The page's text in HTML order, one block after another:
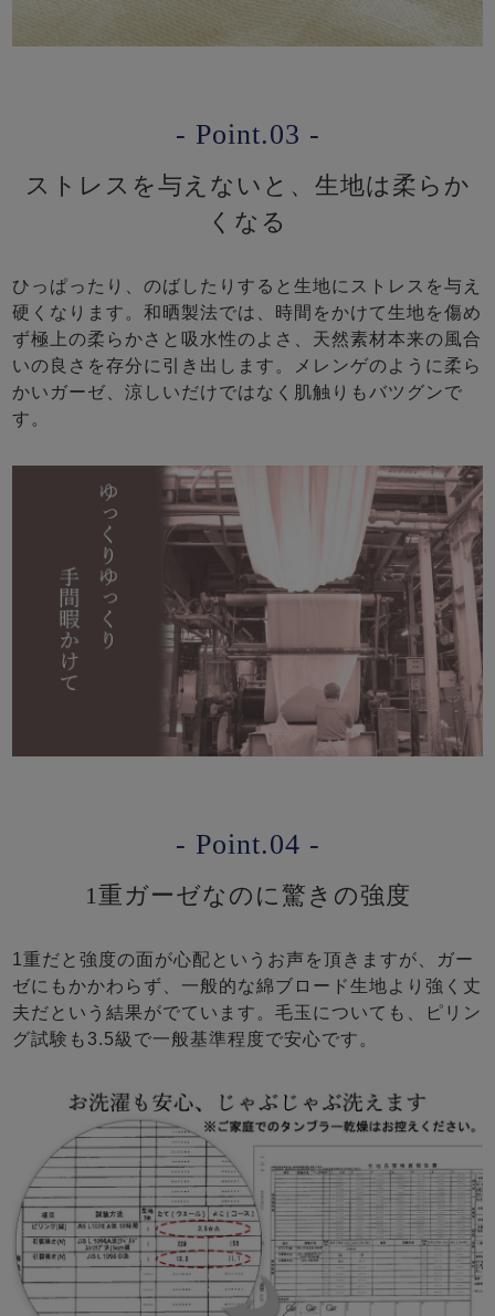
- Point.03 -
ストレスを与えないと、生地は柔らか
くなる
ひっぱったり、のばしたりすると生地にストレスを与え
硬くなります。和晒製法では、時間をかけて生地を傷め
ず極上の柔らかさと吸水性のよさ、天然素材本来の風合
いの良さを存分に引き出します。メレンゲのように柔ら
かいガーゼ、涼しいだけではなく肌触りもバツグンで
す。
- Point.04 -
1重ガーゼなのに驚きの強度
1重だと強度の面が心配というお声を頂きますが、ガー
ゼにもかかわらず、一般的な綿ブロード生地より強く丈
夫だという結果がでています。毛玉についても、ピリン
グ試験も3.5級で一般基準程度で安心です。